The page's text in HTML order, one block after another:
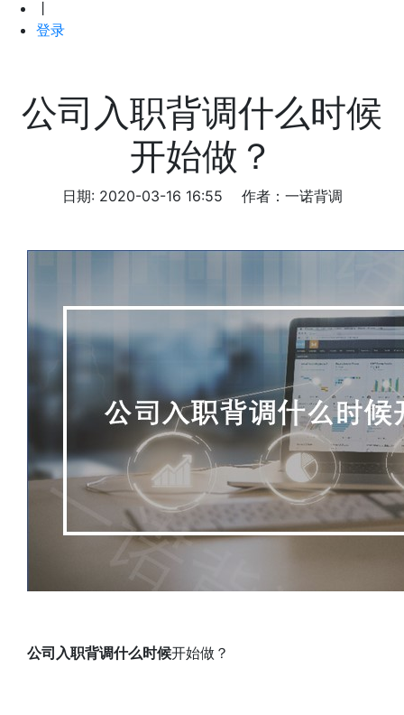
登录
公司入职背调什么时候
开始做？
日期: 2020-03-16 16:55 作者：一诺背调
公司入职背调什么时候开始做？